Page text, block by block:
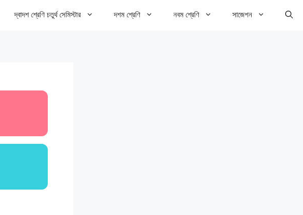
দ্বাদশ শ্রেণি চতুর্থ সেমিস্টার দশম শ্রেণি নবম শ্রেণি সাজেশন